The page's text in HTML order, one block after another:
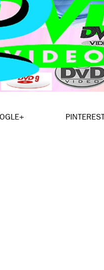
PINTEREST